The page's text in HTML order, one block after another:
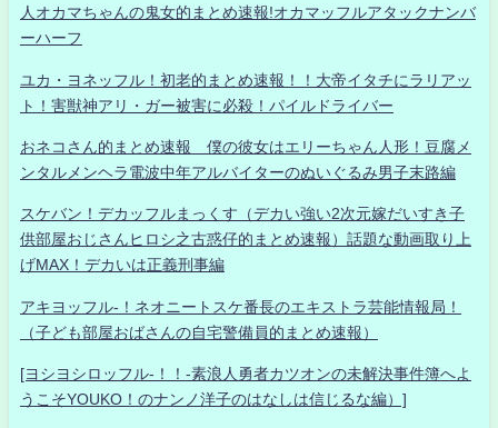
人オカマちゃんの鬼女的まとめ速報!オカマッフルアタックナンバ
ーハーフ
ユカ・ヨネッフル！初老的まとめ速報！！大帝イタチにラリアッ
ト！害獣神アリ・ガー被害に必殺！パイルドライバー
おネコさん的まとめ速報 僕の彼女はエリーちゃん人形！豆腐メ
ンタルメンヘラ電波中年アルバイターのぬいぐるみ男子末路編
スケバン！デカッフルまっくす（デカい強い2次元嫁だいすき子
供部屋おじさんヒロシ之古惑仔的まとめ速報）話題な動画取り上
げMAX！デカいは正義刑事編
アキヨッフル-！ネオニートスケ番長のエキストラ芸能情報局！
（子ども部屋おばさんの自宅警備員的まとめ速報）
[ヨシヨシロッフル-！！-素浪人勇者カツオンの未解決事件簿へよ
うこそYOUKO！のナンノ洋子のはなしは信じるな編）]